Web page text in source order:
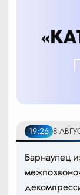
19:26 8
Барнаулец